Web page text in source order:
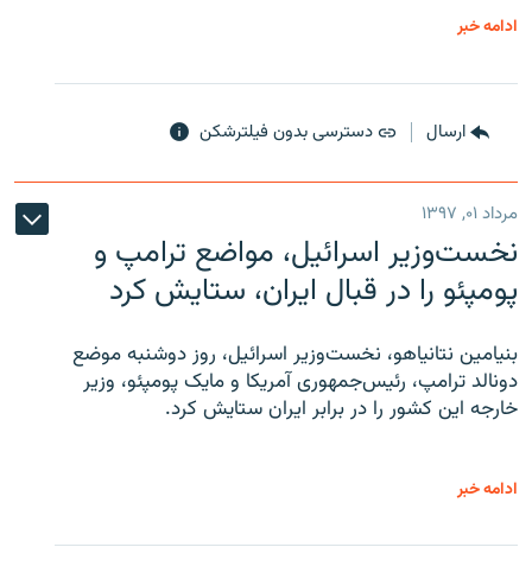
ادامه خبر
ارسال دسترسی بدون فیلترشکن
مرداد ۰۱, ۱۳۹۷
نخست‌وزیر اسرائیل، مواضع ترامپ و
پومپئو را در قبال ایران، ستایش کرد
بنیامین نتانیاهو، نخست‌وزیر اسرائیل، روز دوشنبه موضع
دونالد ترامپ، رئیس‌جمهوری آمریکا و مایک پومپئو، وزیر
خارجه این کشور را در برابر ایران ستایش کرد.
ادامه خبر